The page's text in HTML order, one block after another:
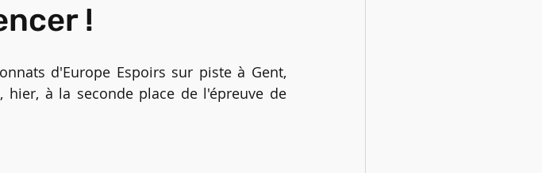
!
d'Europe Espoirs sur piste à Gent,
hier, à la seconde place de l'épreuve de